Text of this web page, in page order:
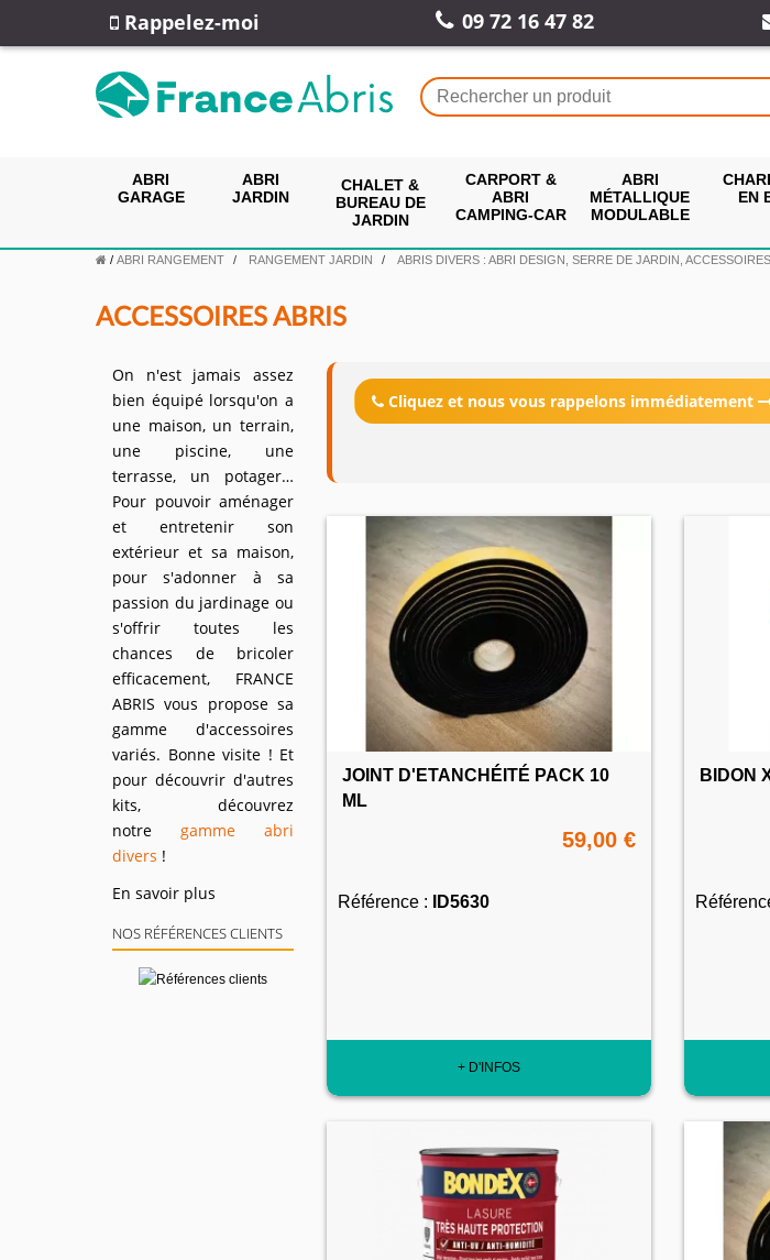
Rappelez-moi 09 72 16 47 82
ABRI
GARAGE
ABRI
JARDIN
CHALET &
BUREAU DE
JARDIN
CARPORT &
ABRI
CAMPING-CAR
ABRI
MÉTALLIQUE
MODULABLE
EN
/ ABRI RANGEMENT RANGEMENT JARDIN ABRIS DIVERS : ABRI DESIGN, SERRE DE JARDIN, ACCESSOIRES
ACCESSOIRES ABRIS
On n'est jamais assez
bien équipé lorsqu'on a
une maison, un terrain,
une piscine, une
terrasse, un potager…
Pour pouvoir aménager
et entretenir son
extérieur et sa maison,
pour s'adonner à sa
passion du jardinage ou
s'offrir toutes les
chances de bricoler
efficacement, FRANCE
ABRIS vous propose sa
gamme d'accessoires
variés. Bonne visite ! Et
pour découvrir d'autres
kits, découvrez
notre gamme abri
divers !
En savoir plus
NOS RÉFÉRENCES CLIENTS
Cliquez et nous vous rappelons immédiatement
JOINT D'ETANCHÉITÉ PACK 10
ML
59,00 €
Référence : ID5630
+ D'INFOS
BIDON